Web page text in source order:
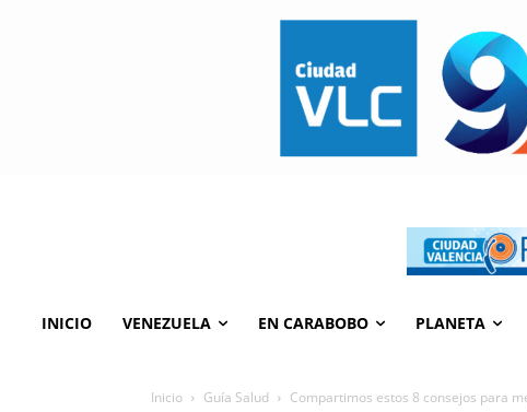
INICIO VENEZUELA EN CARABOBO PLANETA
Inicio Guía Salud Compartimos estos 8 consejos para